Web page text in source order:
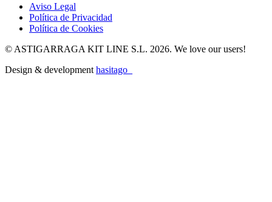
Aviso Legal
Política de Privacidad
Política de Cookies
© ASTIGARRAGA KIT LINE S.L. 2026. We love our users!
Design & development hasitago_